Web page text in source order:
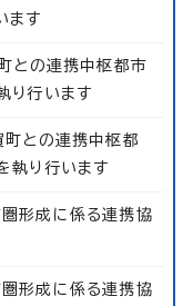
ます
との連携中枢都市
り行います
町との連携中枢都
執り行います
形成に係る連携協
形成に係る連携協